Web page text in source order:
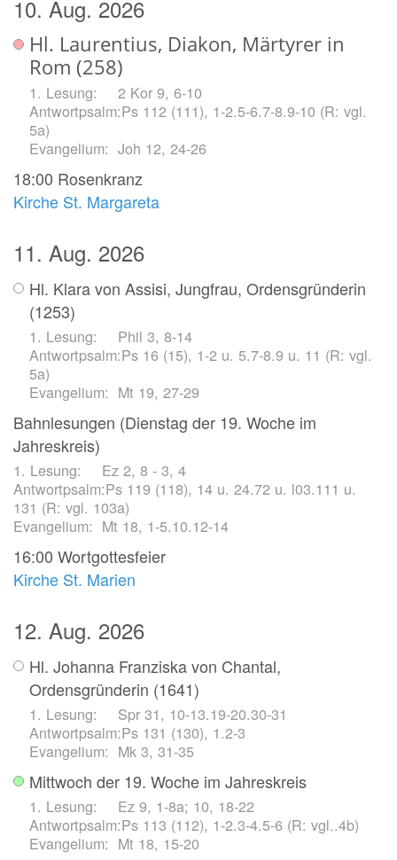
10. Aug. 2026
Hl. Laurentius, Diakon, Märtyrer in
Rom (258)
2 Kor 9, 6-10
Ps 112 (111), 1-2.5-6.7-8.9-10 (R: vgl.
5a)
Joh 12, 24-26
18:00 Rosenkranz
Kirche St. Margareta
11. Aug. 2026
Hl. Klara von Assisi, Jungfrau, Ordensgründerin
(1253)
Phil 3, 8-14
Ps 16 (15), 1-2 u. 5.7-8.9 u. 11 (R: vgl.
5a)
Mt 19, 27-29
Bahnlesungen (Dienstag der 19. Woche im
Jahreskreis)
Ez 2, 8 - 3, 4
Ps 119 (118), 14 u. 24.72 u. l03.111 u.
131 (R: vgl. 103a)
Mt 18, 1-5.10.12-14
16:00 Wortgottesfeier
Kirche St. Marien
12. Aug. 2026
Hl. Johanna Franziska von Chantal,
Ordensgründerin (1641)
Spr 31, 10-13.19-20.30-31
Ps 131 (130), 1.2-3
Mk 3, 31-35
Mittwoch der 19. Woche im Jahreskreis
Ez 9, 1-8a; 10, 18-22
Ps 113 (112), 1-2.3-4.5-6 (R: vgl..4b)
Mt 18, 15-20